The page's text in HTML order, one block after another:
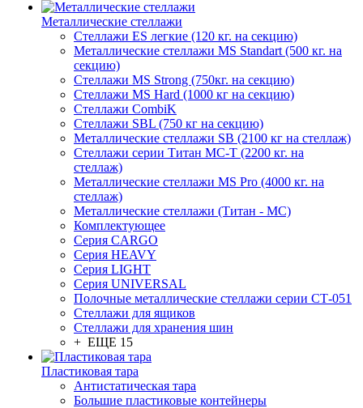
Металлические стеллажи
Стеллажи ES легкие (120 кг. на секцию)
Металлические стеллажи MS Standart (500 кг. на
секцию)
Стеллажи MS Strong (750кг. на секцию)
Стеллажи MS Hard (1000 кг на секцию)
Стеллажи CombiK
Стеллажи SBL (750 кг на секцию)
Металлические стеллажи SB (2100 кг на стеллаж)
Стеллажи серии Титан МС-Т (2200 кг. на
стеллаж)
Металлические стеллажи MS Pro (4000 кг. на
стеллаж)
Металлические стеллажи (Титан - МС)
Комплектующее
Серия CARGO
Серия HEAVY
Серия LIGHT
Серия UNIVERSAL
Полочные металлические стеллажи серии СТ-051
Стеллажи для ящиков
Стеллажи для хранения шин
+ ЕЩЕ 15
Пластиковая тара
Антистатическая тара
Большие пластиковые контейнеры